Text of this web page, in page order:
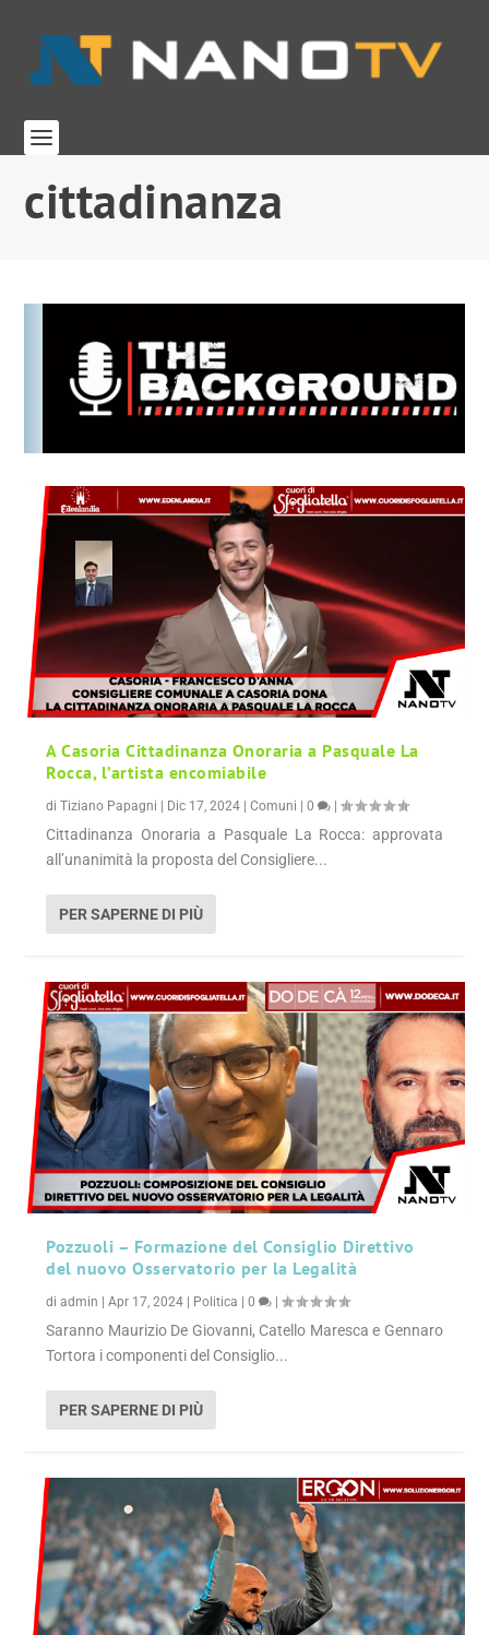
cittadinanza
A Casoria Cittadinanza Onoraria a Pasquale La
Rocca, l’artista encomiabile
diTiziano Papagni Dic 17, 2024 |Comuni |0 |
Cittadinanza Onoraria a Pasquale La Rocca: approvata
all’unanimità la proposta del Consigliere...
PER SAPERNE DI PIÙ
Pozzuoli – Formazione del Consiglio Direttivo
del nuovo Osservatorio per la Legalità
diadmin |Apr 17, 2024 | Politica |0 |
Saranno Maurizio De Giovanni, Catello Maresca e Gennaro
Tortora i componenti del Consiglio...
PER SAPERNE DI PIÙ